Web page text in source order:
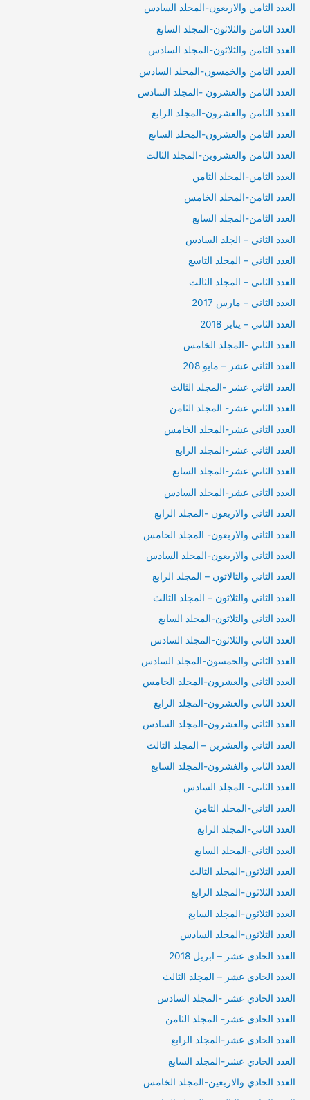
العدد الثامن والاربعون-المجلد السادس
العدد الثامن والثلاثون-المجلد السابع
العدد الثامن والثلاثون-المجلد السادس
العدد الثامن والخمسون-المجلد السادس
العدد الثامن والعشرون -المجلد السادس
العدد الثامن والعشرون-المجلد الرابع
العدد الثامن والعشرون-المجلد السابع
العدد الثامن والعشروين-المجلد الثالث
العدد الثامن-المجلد الثامن
العدد الثامن-المجلد الخامس
العدد الثامن-المجلد السابع
العدد الثاني – الجلد السادس
العدد الثاني – المجلد التاسع
العدد الثاني – المجلد الثالث
العدد الثاني – مارس 2017
العدد الثاني – يناير 2018
العدد الثاني -المجلد الخامس
العدد الثاني عشر – مايو 208
العدد الثاني عشر -المجلد الثالث
العدد الثاني عشر- المجلد الثامن
العدد الثاني عشر-المجلد الخامس
العدد الثاني عشر-المجلد الرابع
العدد الثاني عشر-المجلد السابع
العدد الثاني عشر-المجلد السادس
العدد الثاني والاربعون -المجلد الرابع
العدد الثاني والاربعون- المجلد الخامس
العدد الثاني والاربعون-المجلد السادس
العدد الثاني والثالاثون – المجلد الرابع
العدد الثاني والثلاثون – المجلد الثالث
العدد الثاني والثلاثون-المجلد السابع
العدد الثاني والثلاثون-المجلد السادس
العدد الثاني والخمسون-المجلد السادس
العدد الثاني والعشرون-المجلد الخامس
العدد الثاني والعشرون-المجلد الرابع
العدد الثاني والعشرون-المجلد السادس
العدد الثاني والعشرين – المجلد الثالث
العدد الثاني والغشرون-المجلد السابع
العدد الثاني- المجلد السادس
العدد الثاني-المجلد الثامن
العدد الثاني-المجلد الرابع
العدد الثاني-المجلد السابع
العدد الثلاثون-المجلد الثالث
العدد الثلاثون-المجلد الرابع
العدد الثلاثون-المجلد السابع
العدد الثلاثون-المجلد السادس
العدد الحادي عشر – ابريل 2018
العدد الحادي عشر – المجلد الثالث
العدد الحادي عشر -المجلد السادس
العدد الحادي عشر- المجلد الثامن
العدد الحادي عشر-المجلد الرابع
العدد الحادي عشر-المجلد السابع
العدد الحادي والاربعين-المجلد الخامس